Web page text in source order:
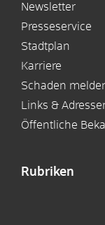
Newsletter
Presseservice
Stadtplan
Karriere
Schaden
Links &
Öffentliche
Rubriken